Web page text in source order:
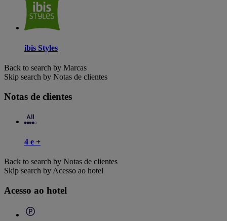
ibis Styles
Back to search by Marcas
Skip search by Notas de clientes
Notas de clientes
4 e +
Back to search by Notas de clientes
Skip search by Acesso ao hotel
Acesso ao hotel